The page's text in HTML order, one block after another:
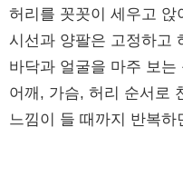
허리를 꼿꼿이 세우고
시선과 양팔은 고정하고
바닥과 얼굴을 마주 보
어깨, 가슴, 허리 순서로
느낌이 들 때까지 반복하